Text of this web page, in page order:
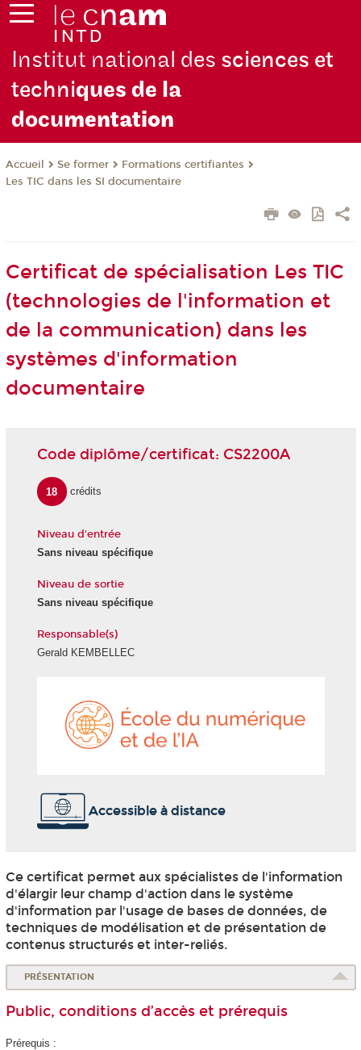
Institut national des sciences et
techniques de la
documentation
Accueil Se former
Formations certifiantes
Les TIC dans les SI documentaire
Certificat de spécialisation Les TIC
(technologies de l'information et
de la communication) dans les
systèmes d'information
documentaire
Code diplôme/certificat: CS2200A
18 crédits
Niveau d'entrée
Sans niveau spécifique
Niveau de sortie
Sans niveau spécifique
Responsable(s)
Gerald KEMBELLEC
Accessible à distance
Ce certificat permet aux spécialistes de l'information
d'élargir leur champ d'action dans le système
d'information par l'usage de bases de données, de
techniques de modélisation et de présentation de
contenus structurés et inter-reliés.
PRÉSENTATION
Public, conditions d’accès et prérequis
Prérequis :